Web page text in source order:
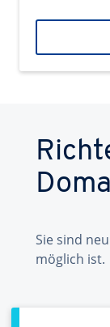
Sie sind
möglich ist.